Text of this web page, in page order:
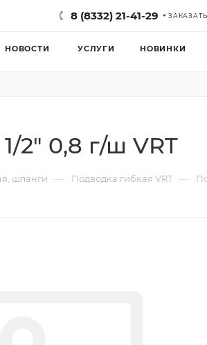
8 (8332) 21-41-29
НОВОСТИ УСЛУГИ НОВИНКИ
2" 0,8 г/ш VRT
шланги — Подводка гибкая VRT —